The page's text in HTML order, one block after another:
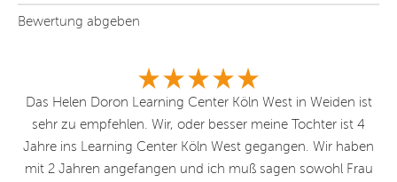
Bewertung abgeben
Das Helen Doron Learning Center Köln West in Weiden ist
sehr zu empfehlen. Wir, oder besser meine Tochter ist 4
Jahre ins Learning Center Köln West gegangen. Wir haben
mit 2 Jahren angefangen und ich muß sagen sowohl Frau